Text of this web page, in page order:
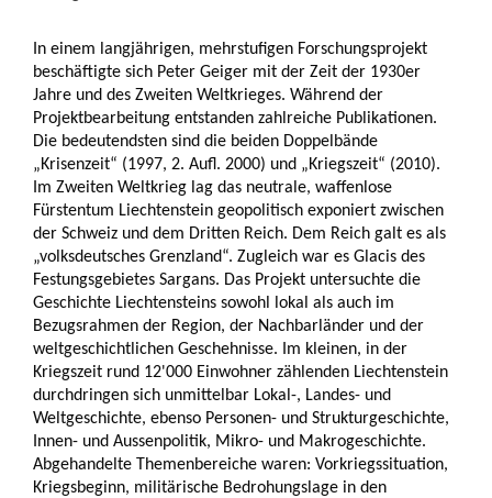
In einem langjährigen, mehrstufigen Forschungsprojekt
beschäftigte sich Peter Geiger mit der Zeit der 1930er
Jahre und des Zweiten Weltkrieges. Während der
Projektbearbeitung entstanden zahlreiche Publikationen.
Die bedeutendsten sind die beiden Doppelbände
„Krisenzeit“ (1997, 2. Aufl. 2000) und „Kriegszeit“ (2010).
Im Zweiten Weltkrieg lag das neutrale, waffenlose
Fürstentum Liechtenstein geopolitisch exponiert zwischen
der Schweiz und dem Dritten Reich. Dem Reich galt es als
„volksdeutsches Grenzland“. Zugleich war es Glacis des
Festungsgebietes Sargans. Das Projekt untersuchte die
Geschichte Liechtensteins sowohl lokal als auch im
Bezugsrahmen der Region, der Nachbarländer und der
weltgeschichtlichen Geschehnisse. Im kleinen, in der
Kriegszeit rund 12'000 Einwohner zählenden Liechtenstein
durchdringen sich unmittelbar Lokal-, Landes- und
Weltgeschichte, ebenso Personen- und Strukturgeschichte,
Innen- und Aussenpolitik, Mikro- und Makrogeschichte.
Abgehandelte Themenbereiche waren: Vorkriegssituation,
Kriegsbeginn, militärische Bedrohungslage in den